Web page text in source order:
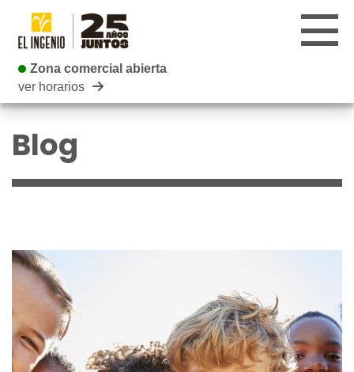
Zona comercial abierta
EVENTOS
BLOG
Zona comercial abierta
ver horarios
Blog